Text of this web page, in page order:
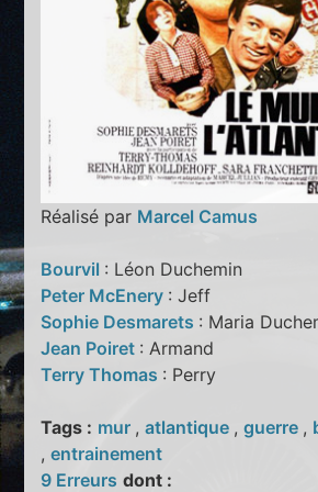
Réalisé par Marcel Camus
Bourvil : Léon Duchemin
Peter McEnery : Jeff
Sophie Desmarets : Maria
Jean Poiret : Armand
Terry Thomas : Perry
Tags : mur ,atlantique ,guerre ,
,entrainement
9 Erreurs dont :